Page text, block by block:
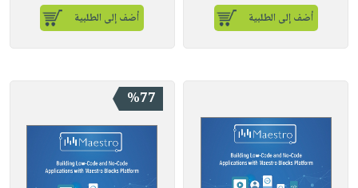
أضف إلى الطلبية أضف إلى الطلبية
%77